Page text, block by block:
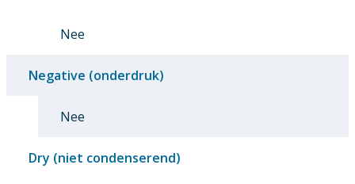
Nee
Negative (onderdruk)
Nee
Dry (niet condenserend)